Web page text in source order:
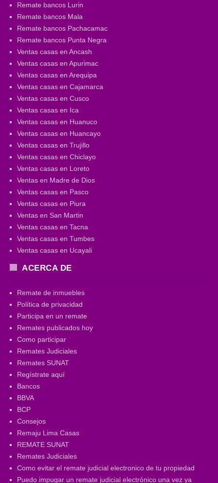
Remate bancos Lurin
Remate bancos Mala
Remate bancos Pachacamac
Remate bancos Punta Negra
Ventas casas en Ancash
Ventas casas en Apurimac
Ventas casas en Arequipa
Ventas casas en Cajamarca
Ventas casas en Cusco
Ventas casas en Ica
Ventas casas en Huanuco
Ventas casas en Huancayo
Ventas casas en Trujillo
Ventas casas en Chiclayo
Ventas casas en Loreto
Ventas en Madre de Dios
Ventas casas en Pasco
Ventas casas en Piura
Ventas en San Martin
Ventas casas en Tacna
Ventas casas en Tumbes
Ventas casas en Ucayali
ACERCA DE
Remate de inmuebles
Política de privacidad
Participa en un remate
Remates publicados hoy
Como participar
Remates Judiciales
Remates SUNAT
Regístrate aquí
Bancos
BBVA
BCP
Consejos
Remaju Lima Casas
REMATE SUNAT
Remates Judiciales
Como evitar el remate judicial electronico de tu propiedad
Puedo impugar un remate judicial electrónico una vez ya